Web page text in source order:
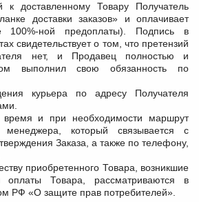
к доставленному Товару Получатель
доставки заказов» и оплачивает
100%-ной предоплаты). Подпись в
свидетельствует о том, что претензий
нет, и Продавец полностью и
выполнил свою обязанность по
курьера по адресу Получателя
время и при необходимости маршрут
который связывается с
Заказа, а также по телефону,
приобретенного Товара, возникшие
Товара, рассматриваются в
РФ «О защите прав потребителей».